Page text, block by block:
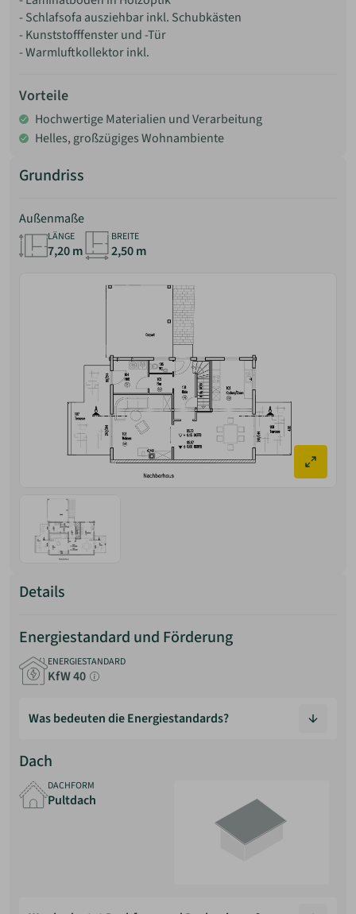
- Schlafsofa ausziehbar inkl. Schubkästen
- Kunststofffenster und -Tür
- Warmluftkollektor inkl.
Vorteile
Hochwertige Materialien und Verarbeitung
Helles, großzügiges Wohnambiente
Grundriss
Außenmaße
LÄNGE
7,20 m
BREITE
2,50 m
Details
Energiestandard und Förderung
ENERGIESTANDARD
KfW 40
Was bedeuten die Energiestandards?
Energiestandards beschreiben, wie energieeffizient ein
Gebäude geplant und gebaut ist. Sie geben an, wie viel
Energie ein Haus im Vergleich zu einem gesetzlich
definierten Referenzgebäude benötigt.
Grundlage ist das Gebäudeenergiegesetz (GEG). Für
Neubauten gibt es einen gesetzlich vorgeschriebenen
Dach
DACHFORM
Pultdach